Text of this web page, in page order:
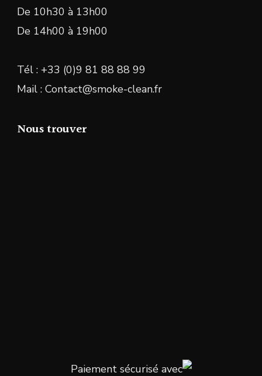
De 10h30 à 13h00
De 14h00 à 19h00
Tél : +33 (0)9 81 88 88 99
Mail : Contact@smoke-clean.fr
Nous trouver
Paiement sécurisé avec